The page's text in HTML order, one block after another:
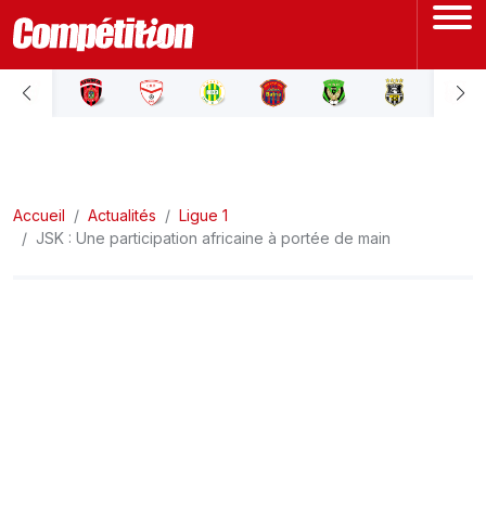
ACCUEIL
LIGUE 2
Accueil Actualités
Ligue 1
JSK : Une participation africaine à portée de main